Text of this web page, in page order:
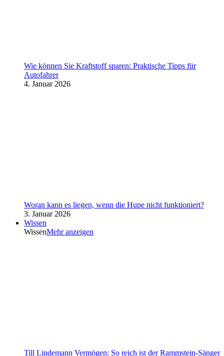
Wie können Sie Kraftstoff sparen: Praktische Tipps für
Autofahrer
4. Januar 2026
Woran kann es liegen, wenn die Hupe nicht funktioniert?
3. Januar 2026
Wissen
WissenMehr anzeigen
Till Lindemann Vermögen: So reich ist der Rammstein-Sänger